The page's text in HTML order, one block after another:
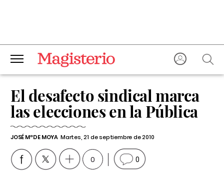
El desafecto sindical marca
las elecciones en la Pública
JOSÉ Mª DE MOYA Martes, 21 de septiembre de 2010
0 0